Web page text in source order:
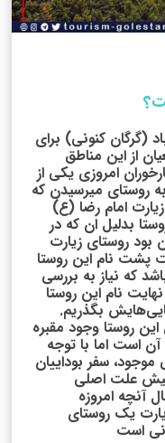
(گرگان کنونی) برای
از این مناطق
امروزی یکی از
روستای میرسیدن که
امام رضا (ع)
بدلیل ان که در
بود روستای زیارت
پشت نام این روستا
که نیاز به بررسی
نام این روستا
بگذریم.
روستا وجود مقبره
آن است اما با توجه
موجود، سفر بوداییان
پیش علت اصلی
آنچه امروزه
یک روستای
است